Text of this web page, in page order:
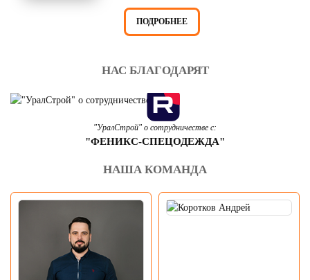
ПОДРОБНЕЕ
НАС БЛАГОДАРЯТ
"УралСтрой" о сотрудничестве с:
"ФЕНИКС-СПЕЦОДЕЖДА"
НАША КОМАНДА